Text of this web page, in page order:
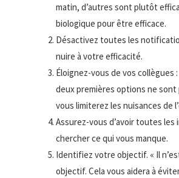
matin, d’autres sont plutôt
biologique pour être efficace.
Désactivez toutes les
nuire à votre efficacité.
Éloignez-vous de vos collègues
deux premières options ne
vous limiterez les nuisances de
Assurez-vous d’avoir toutes
chercher ce qui vous manque.
Identifiez votre objectif. « Il
objectif. Cela vous aidera à